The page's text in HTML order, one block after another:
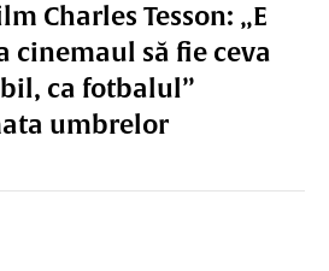
Charles Tesson: „E
cinemaul să fie ceva
ca fotbalul”
umbrelor